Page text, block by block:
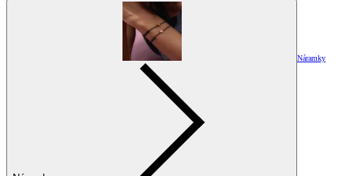
Náramky